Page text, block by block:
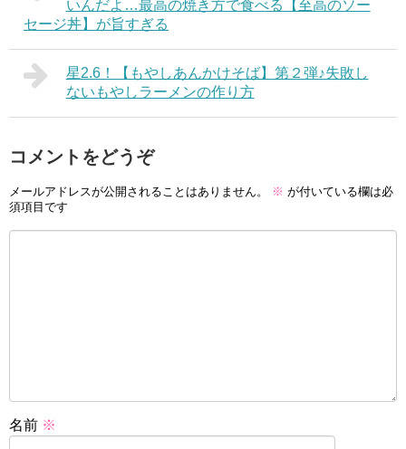
いんだよ…最高の焼き方で食べる【至高のソー
セージ丼】が旨すぎる
星2.6！【もやしあんかけそば】第２弾♪失敗し
ないもやしラーメンの作り方
コメントをどうぞ
メールアドレスが公開されることはありません。 ※ が付いている欄は必
須項目です
名前 ※